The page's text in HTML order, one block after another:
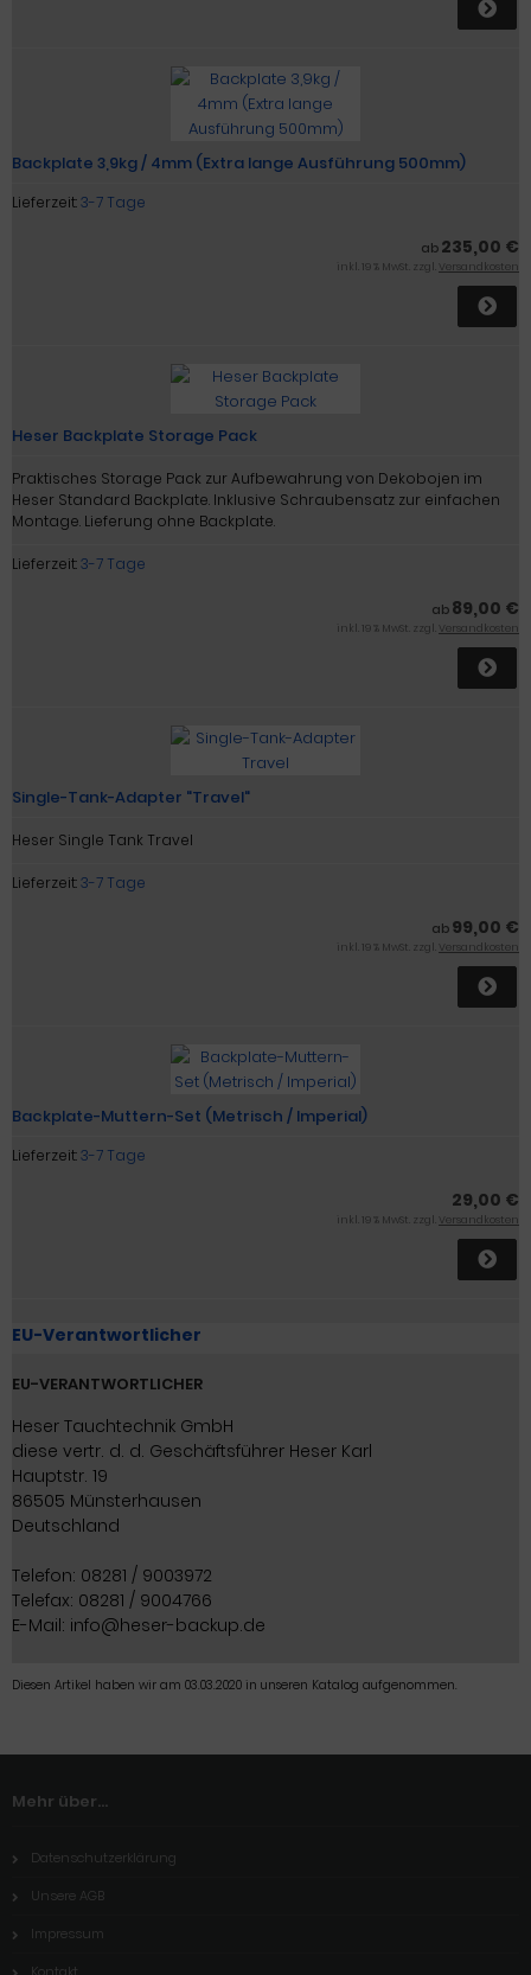
Backplate 3,9kg / 4mm (Extra lange Ausführung 500mm)
Lieferzeit:3-7 Tage
ab 235,00 €
inkl. 19 % MwSt. zzgl. Versandkosten
Heser Backplate Storage Pack
Praktisches Storage Pack zur Aufbewahrung von Dekobojen im
Heser Standard Backplate. Inklusive Schraubensatz zur einfachen
Montage. Lieferung ohne Backplate.
Lieferzeit:3-7 Tage
ab 89,00 €
inkl. 19 % MwSt. zzgl. Versandkosten
Single-Tank-Adapter "Travel"
Heser Single Tank Travel
Lieferzeit:3-7 Tage
ab 99,00 €
inkl. 19 % MwSt. zzgl. Versandkosten
Backplate-Muttern-Set (Metrisch / Imperial)
Lieferzeit:3-7 Tage
29,00 €
inkl. 19 % MwSt. zzgl. Versandkosten
EU-Verantwortlicher
EU-VERANTWORTLICHER
Heser Tauchtechnik GmbH
diese vertr. d. d. Geschäftsführer Heser Karl
Hauptstr. 19
86505 Münsterhausen
Deutschland
Telefon: 08281 / 9003972
Telefax: 08281 / 9004766
E-Mail: info@heser-backup.de
Diesen Artikel haben wir am 03.03.2020 in unseren Katalog aufgenommen.
Mehr über...
Datenschutzerklärung
Unsere AGB
Impressum
Kontakt